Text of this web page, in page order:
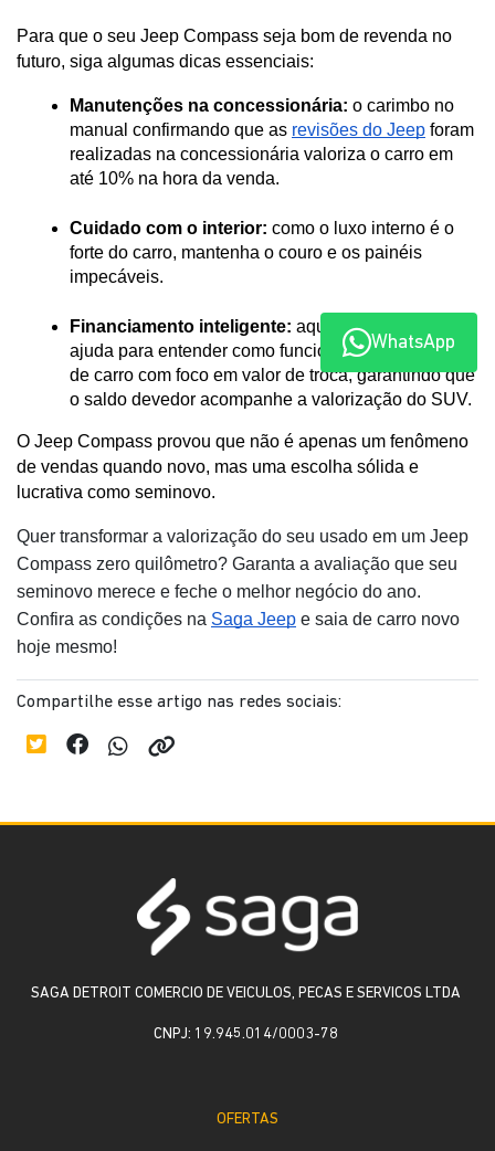
Para que o seu Jeep Compass seja bom de revenda no
futuro, siga algumas dicas essenciais:
Manutenções na concessionária: o carimbo no
manual confirmando que as revisões do Jeep foram
realizadas na concessionária valoriza o carro em
até 10% na hora da venda.
Cuidado com o interior: como o luxo interno é o
forte do carro, mantenha o couro e os painéis
impecáveis.
Financiamento inteligente: aqui você conta com
ajuda para entender como funciona financiamento
de carro com foco em valor de troca, garantindo que
o saldo devedor acompanhe a valorização do SUV.
O Jeep Compass provou que não é apenas um fenômeno
de vendas quando novo, mas uma escolha sólida e
lucrativa como seminovo.
Quer transformar a valorização do seu usado em um Jeep
Compass zero quilômetro? Garanta a avaliação que seu
seminovo merece e feche o melhor negócio do ano.
Confira as condições na Saga Jeep e saia de carro novo
hoje mesmo!
Compartilhe esse artigo nas redes sociais:
WhatsApp
SAGA DETROIT COMERCIO DE VEICULOS, PECAS E SERVICOS LTDA
CNPJ: 19.945.014/0003-78
OFERTAS